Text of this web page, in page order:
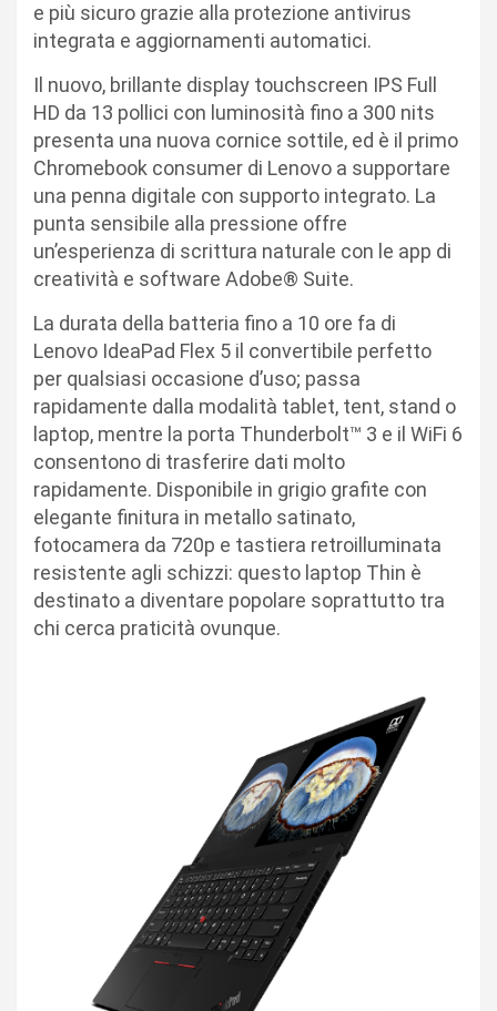
e più sicuro grazie alla protezione antivirus
integrata e aggiornamenti automatici.
Il nuovo, brillante display touchscreen IPS Full
HD da 13 pollici con luminosità fino a 300 nits
presenta una nuova cornice sottile, ed è il primo
Chromebook consumer di Lenovo a supportare
una penna digitale con supporto integrato. La
punta sensibile alla pressione offre
un’esperienza di scrittura naturale con le app di
creatività e software Adobe® Suite.
La durata della batteria fino a 10 ore fa di
Lenovo IdeaPad Flex 5 il convertibile perfetto
per qualsiasi occasione d’uso; passa
rapidamente dalla modalità tablet, tent, stand o
laptop, mentre la porta Thunderbolt™ 3 e il WiFi 6
consentono di trasferire dati molto
rapidamente. Disponibile in grigio grafite con
elegante finitura in metallo satinato,
fotocamera da 720p e tastiera retroilluminata
resistente agli schizzi: questo laptop Thin è
destinato a diventare popolare soprattutto tra
chi cerca praticità ovunque.